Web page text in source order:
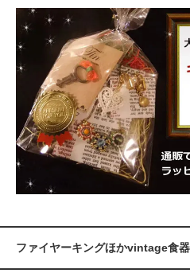
ファイヤーキングほかvintage食器